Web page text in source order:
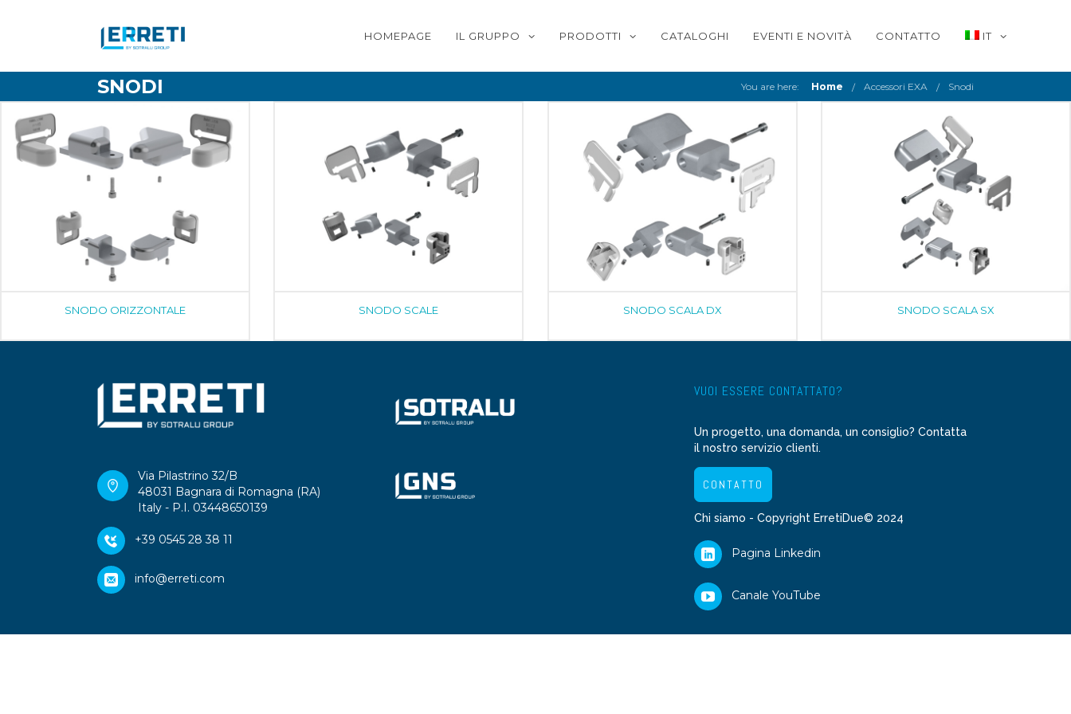
HOMEPAGE IL GRUPPO PRODOTTI CATALOGHI EVENTI E NOVITÀ CONTATTO IT
SNODI You are here: Home Accessori EXA Snodi
SNODO ORIZZONTALE SNODO SCALE SNODO SCALA DX SNODO SCALA SX
Via Pilastrino 32/B
48031 Bagnara di Romagna (RA)
Italy - P.I. 03448650139
+39 0545 28 38 11
info@erreti.com
VUOI ESSERE CONTATTATO?
Un progetto, una domanda, un consiglio? Contatta
il nostro servizio clienti.
CONTATTO
Chi siamo - Copyright ErretiDue© 2024
Pagina Linkedin
Canale YouTube